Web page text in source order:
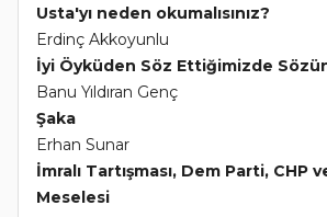
Usta'yı neden okumalısınız?
Erdinç Akkoyunlu
İyi Öyküden Söz Ettiğimizde
Banu Yıldıran Genç
Şaka
Erhan Sunar
İmralı Tartışması, Dem Parti, CHP
Meselesi